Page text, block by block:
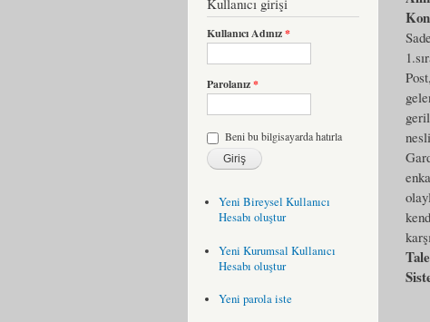
Kullanıcı Adınız*
Parolanız*
Beni bu bilgisayarda hatırla
Yeni Bireysel Kullanıcı
Hesabı oluştur
Yeni Kurumsal Kullanıcı
Hesabı oluştur
Yeni parola iste